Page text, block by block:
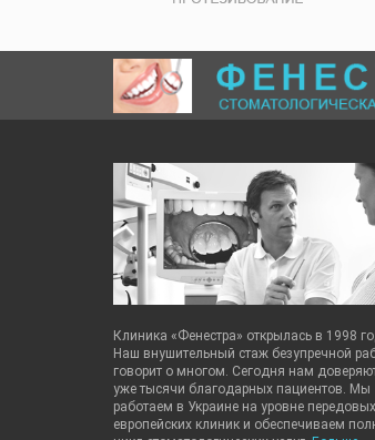
Клиника «Фенестра» открылась в 1998
Наш внушительный стаж безупречной
говорит о многом. Сегодня нам
уже тысячи благодарных пациентов. Мы
работаем в Украине на уровне передовых
европейских клиник и обеспечиваем